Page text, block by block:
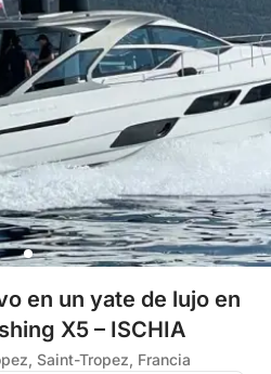
en un yate de lujo en
X5 – ISCHIA
Saint-Tropez, Francia